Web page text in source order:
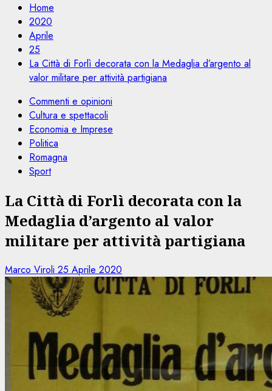
Home
2020
Aprile
25
La Città di Forlì decorata con la Medaglia d’argento al
valor militare per attività partigiana
Commenti e opinioni
Cultura e spettacoli
Economia e Imprese
Politica
Romagna
Sport
La Città di Forlì decorata con la
Medaglia d’argento al valor
militare per attività partigiana
Marco Viroli 25 Aprile 2020